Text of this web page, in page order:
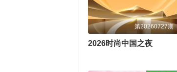
第20260727期
2026时尚中国之夜